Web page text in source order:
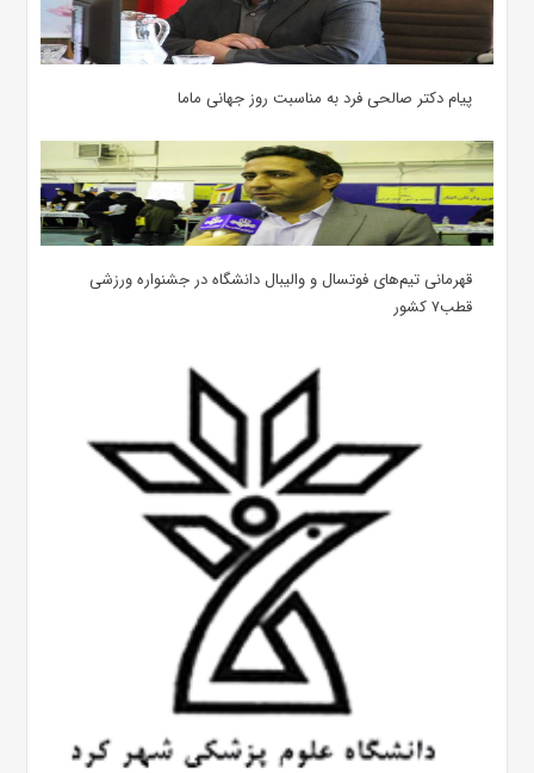
پیام دکتر صالحی فرد به مناسبت روز جهانی ماما
قهرمانی تیم‌های فوتسال و والیبال دانشگاه در جشنواره ورزشی
قطب۷ کشور